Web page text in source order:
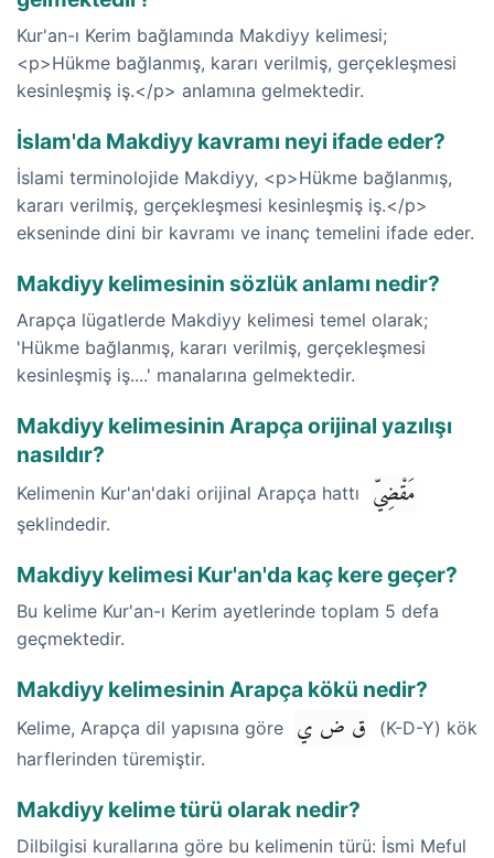
Kur'an-ı Kerim bağlamında Makdiyy kelimesi;
<p>Hükme bağlanmış, kararı verilmiş, gerçekleşmesi
kesinleşmiş iş.</p> anlamına gelmektedir.
İslam'da Makdiyy kavramı neyi ifade eder?
İslami terminolojide Makdiyy, <p>Hükme bağlanmış,
kararı verilmiş, gerçekleşmesi kesinleşmiş iş.</p>
ekseninde dini bir kavramı ve inanç temelini ifade eder.
Makdiyy kelimesinin sözlük anlamı nedir?
Arapça lügatlerde Makdiyy kelimesi temel olarak;
'Hükme bağlanmış, kararı verilmiş, gerçekleşmesi
kesinleşmiş iş....' manalarına gelmektedir.
Makdiyy kelimesinin Arapça orijinal yazılışı
nasıldır?
Kelimenin Kur'an'daki orijinal Arapça hattı مَقْضِيّ
şeklindedir.
Makdiyy kelimesi Kur'an'da kaç kere geçer?
Bu kelime Kur'an-ı Kerim ayetlerinde toplam 5 defa
geçmektedir.
Makdiyy kelimesinin Arapça kökü nedir?
Kelime, Arapça dil yapısına göre ق ض ي
(K-D-Y) kök
harflerinden türemiştir.
Makdiyy kelime türü olarak nedir?
Dilbilgisi kurallarına göre bu kelimenin türü: İsmi Meful